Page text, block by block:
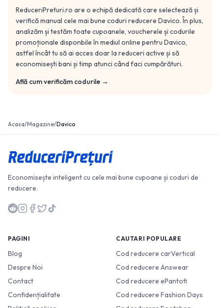
ReduceriPreturi.ro are o echipă dedicată care selectează și
verifică manual cele mai bune coduri reducere Davico. În plus,
analizăm și testăm toate cupoanele, voucherele și codurile
promoționale disponbile în mediul online pentru Davico,
astfel încât tu să ai acces doar la reduceri active și să
economisești bani și timp atunci când faci cumpărături.
Află cum verificăm codurile →
Acasa/Magazine/Davico
Economisește inteligent cu cele mai bune cupoane și coduri de
reducere.
PAGINI
Blog
Despre Noi
Contact
Confidențialitate
CAUTARI POPULARE
Cod reducere carVertical
Cod reducere Answear
Cod reducere ePantofi
Cod reducere Fashion Days